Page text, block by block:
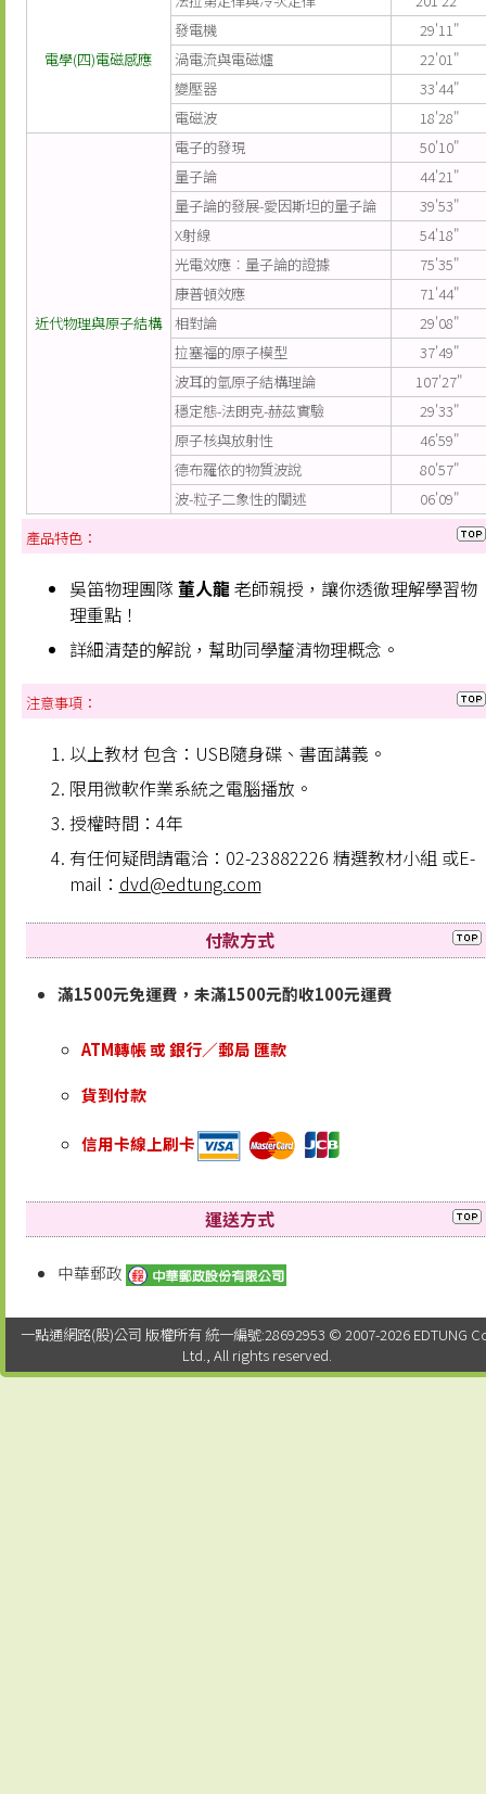
電學(四)電磁感應
發電機
29'11"
渦電流與電磁爐
22'01"
變壓器
33'44"
電磁波
18'28"
近代物理與原子結構
電子的發現
50'10"
量子論
44'21"
量子論的發展-愛因斯坦的量子論
39'53"
X射線
54'18"
光電效應︰量子論的證據
75'35"
康普頓效應
71'44"
相對論
29'08"
拉塞福的原子模型
37'49"
波耳的氫原子結構理論
107'27"
穩定態-法朗克-赫茲實驗
29'33"
原子核與放射性
46'59"
德布羅依的物質波說
80'57"
波-粒子二象性的闡述
06'09"
產品特色：
吳笛物理團隊董人龍老師親授，讓你透徹理解學習物
理重點！
詳細清楚的解說，幫助同學釐清物理概念。
注意事項：
以上教材 包含：USB隨身碟、書面講義。
限用微軟作業系統之電腦播放。
授權時間：4年
有任何疑問請電洽：02-23882226 精選教材小組 或E-
mail： dvd@edtung.com
付款方式
滿1500元免運費，未滿1500元酌收100元運費
ATM轉帳 或 銀行／郵局 匯款
貨到付款
信用卡線上刷卡
運送方式
中華郵政
一點通網路(股)公司 版權所有 統一編號:28692953 © 2007-2026 EDTUNG
Ltd., All rights reserved.